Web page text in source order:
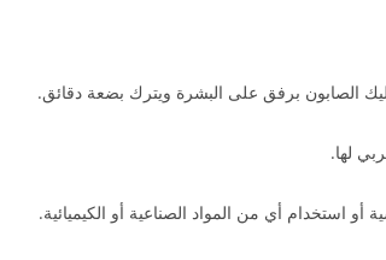
الصابون برفق على البشرة ويترك بضعة دقائق.
لها.
استخدام أي من المواد الصناعية أو الكيميائية.